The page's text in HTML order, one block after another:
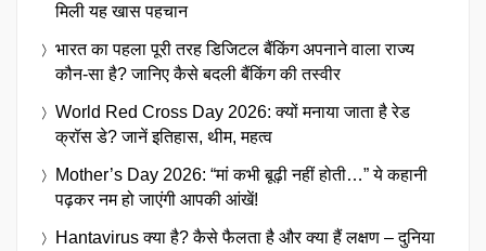
मिली यह खास पहचान
भारत का पहला पूरी तरह डिजिटल बैंकिंग अपनाने वाला राज्य
कौन-सा है? जानिए कैसे बदली बैंकिंग की तस्वीर
World Red Cross Day 2026: क्यों मनाया जाता है रेड
क्रॉस डे? जानें इतिहास, थीम, महत्व
Mother’s Day 2026: “मां कभी बूढ़ी नहीं होती…” ये कहानी
पढ़कर नम हो जाएंगी आपकी आंखें!
Hantavirus क्या है? कैसे फैलता है और क्या हैं लक्षण – दुनिया